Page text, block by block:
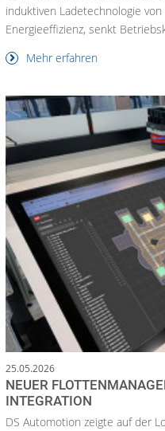
induktiven Ladetechnologie
Energieeffizienz, senkt
Mehr erfahren
25.05.2026
NEUER
INTEGRATION
DS Automotion zeigte auf der